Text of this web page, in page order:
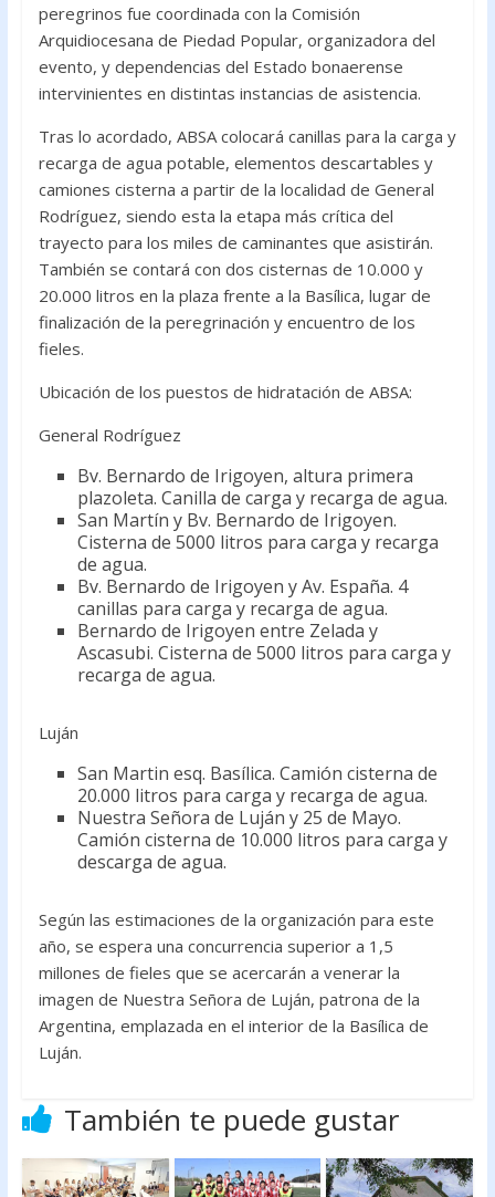
peregrinos fue coordinada con la Comisión
Arquidiocesana de Piedad Popular, organizadora del
evento, y dependencias del Estado bonaerense
intervinientes en distintas instancias de asistencia.
Tras lo acordado, ABSA colocará canillas para la carga y
recarga de agua potable, elementos descartables y
camiones cisterna a partir de la localidad de General
Rodríguez, siendo esta la etapa más crítica del
trayecto para los miles de caminantes que asistirán.
También se contará con dos cisternas de 10.000 y
20.000 litros en la plaza frente a la Basílica, lugar de
finalización de la peregrinación y encuentro de los
fieles.
Ubicación de los puestos de hidratación de ABSA:
General Rodríguez
Bv. Bernardo de Irigoyen, altura primera
plazoleta. Canilla de carga y recarga de agua.
San Martín y Bv. Bernardo de Irigoyen.
Cisterna de 5000 litros para carga y recarga
de agua.
Bv. Bernardo de Irigoyen y Av. España. 4
canillas para carga y recarga de agua.
Bernardo de Irigoyen entre Zelada y
Ascasubi. Cisterna de 5000 litros para carga y
recarga de agua.
Luján
San Martin esq. Basílica. Camión cisterna de
20.000 litros para carga y recarga de agua.
Nuestra Señora de Luján y 25 de Mayo.
Camión cisterna de 10.000 litros para carga y
descarga de agua.
Según las estimaciones de la organización para este
año, se espera una concurrencia superior a 1,5
millones de fieles que se acercarán a venerar la
imagen de Nuestra Señora de Luján, patrona de la
Argentina, emplazada en el interior de la Basílica de
Luján.
También te puede gustar